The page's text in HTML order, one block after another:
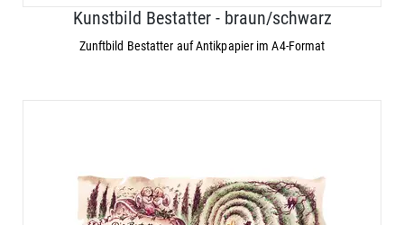
Kunstbild Bestatter - braun/schwarz
Zunftbild Bestatter auf Antikpapier im A4-Format